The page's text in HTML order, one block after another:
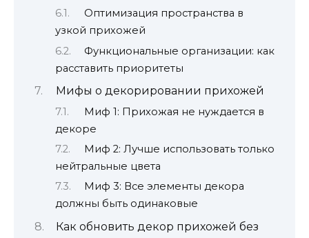
Оптимизация пространства в
узкой прихожей
Функциональные организации: как
расставить приоритеты
Мифы о декорировании прихожей
Миф 1: Прихожая не нуждается в
декоре
Миф 2: Лучше использовать только
нейтральные цвета
Миф 3: Все элементы декора
должны быть одинаковые
Как обновить декор прихожей без